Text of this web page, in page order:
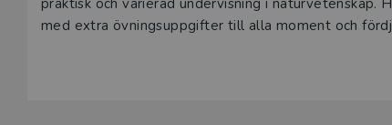
med extra övningsuppgifter till alla moment och